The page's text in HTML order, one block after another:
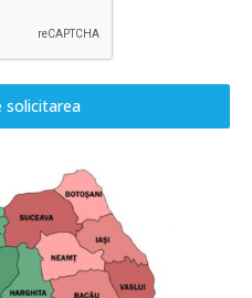
solicitarea